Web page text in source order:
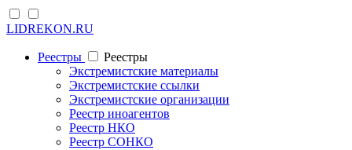
LIDREKON.RU
Реестры
Реестры
Экстремистские материалы
Экстремистские ссылки
Экстремистские организации
Реестр иноагентов
Реестр НКО
Реестр СОНКО